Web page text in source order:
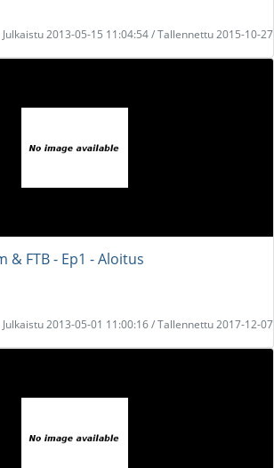
Julkaistu 2013-05-15 11:04:54 / Tallennettu 2015-10-27
& FTB - Ep1 - Aloitus
Julkaistu 2013-05-01 11:00:16 / Tallennettu 2017-12-07